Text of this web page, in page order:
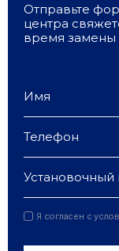
Отправьте
центра
время замены
Установочный
Я согласен с